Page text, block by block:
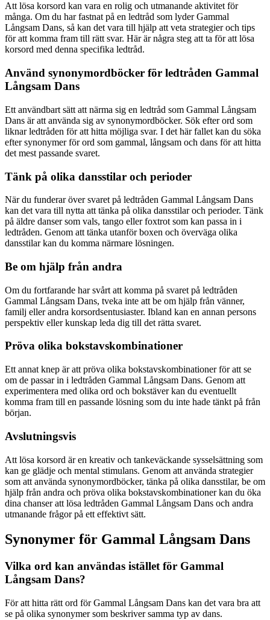
Att lösa korsord kan vara en rolig och utmanande aktivitet för
många. Om du har fastnat på en ledtråd som lyder Gammal
Långsam Dans, så kan det vara till hjälp att veta strategier och tips
för att komma fram till rätt svar. Här är några steg att ta för att lösa
korsord med denna specifika ledtråd.
Använd synonymordböcker för ledtråden Gammal
Långsam Dans
Ett användbart sätt att närma sig en ledtråd som Gammal Långsam
Dans är att använda sig av synonymordböcker. Sök efter ord som
liknar ledtråden för att hitta möjliga svar. I det här fallet kan du söka
efter synonymer för ord som gammal, långsam och dans för att hitta
det mest passande svaret.
Tänk på olika dansstilar och perioder
När du funderar över svaret på ledtråden Gammal Långsam Dans
kan det vara till nytta att tänka på olika dansstilar och perioder. Tänk
på äldre danser som vals, tango eller foxtrot som kan passa in i
ledtråden. Genom att tänka utanför boxen och överväga olika
dansstilar kan du komma närmare lösningen.
Be om hjälp från andra
Om du fortfarande har svårt att komma på svaret på ledtråden
Gammal Långsam Dans, tveka inte att be om hjälp från vänner,
familj eller andra korsordsentusiaster. Ibland kan en annan persons
perspektiv eller kunskap leda dig till det rätta svaret.
Pröva olika bokstavskombinationer
Ett annat knep är att pröva olika bokstavskombinationer för att se
om de passar in i ledtråden Gammal Långsam Dans. Genom att
experimentera med olika ord och bokstäver kan du eventuellt
komma fram till en passande lösning som du inte hade tänkt på från
början.
Avslutningsvis
Att lösa korsord är en kreativ och tankeväckande sysselsättning som
kan ge glädje och mental stimulans. Genom att använda strategier
som att använda synonymordböcker, tänka på olika dansstilar, be om
hjälp från andra och pröva olika bokstavskombinationer kan du öka
dina chanser att lösa ledtråden Gammal Långsam Dans och andra
utmanande frågor på ett effektivt sätt.
Synonymer för Gammal Långsam Dans
Vilka ord kan användas istället för Gammal
Långsam Dans?
För att hitta rätt ord för Gammal Långsam Dans kan det vara bra att
se på olika synonymer som beskriver samma typ av dans.